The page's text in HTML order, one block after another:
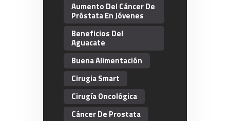
Aumento Del Cáncer De
Próstata En Jóvenes
Beneficios Del
Aguacate
Buena Alimentación
Cirugia Smart
Cirugía Oncológica
Cáncer De Prostata